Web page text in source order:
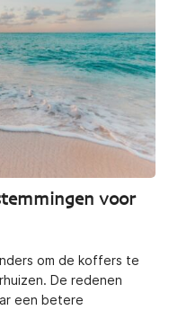
voor
om de koffers te
De redenen
een betere